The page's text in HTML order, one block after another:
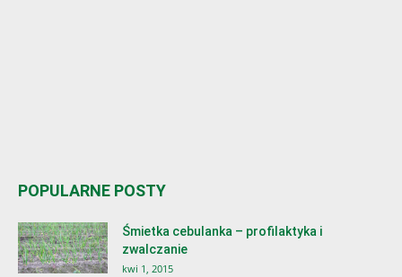
POPULARNE POSTY
Śmietka cebulanka – profilaktyka i
zwalczanie
kwi 1, 2015